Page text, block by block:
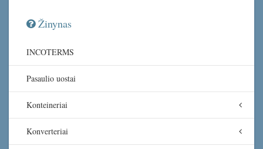
Žinynas
INCOTERMS
Pasaulio uostai
Konteineriai
Konverteriai